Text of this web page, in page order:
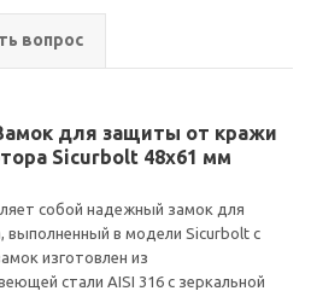
вопрос
для защиты от кражи
Sicurbolt 48x61 мм
собой надежный замок для
в модели Sicurbolt с
изготовлен из
стали AISI 316 с зеркальной